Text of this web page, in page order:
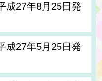
27年8月25日発
27年5月25日発